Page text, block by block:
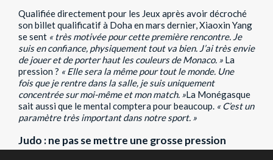
Qualifiée directement pour les Jeux après avoir décroché
son billet qualificatif à Doha en mars dernier, Xiaoxin Yang
se sent « très motivée pour cette premièrerencontre. Je
suis en confiance, physiquement tout va bien. J’ai très envie
de jouer et de porterhaut les couleurs de Monaco. » La
pression ? « Elle sera la même pour tout le monde. Une
foisque je rentre dans la salle, je suis uniquement
concentrée sur moi-même et mon match. »La Monégasque
sait aussi que le mental comptera pour beaucoup. « C’est un
paramètre trèsimportant dans notre sport. »
Judo : ne pas se mettre une grosse pression